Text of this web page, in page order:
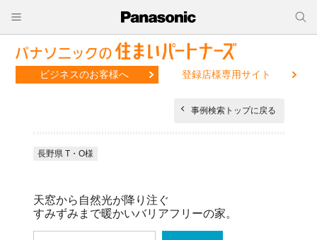
ビジネスのお客様へ 登録店様専用サイト
事例検索トップに戻る
長野県 T・O様
天窓から自然光が降り注ぐ
すみずみまで暖かいバリアフリーの家。